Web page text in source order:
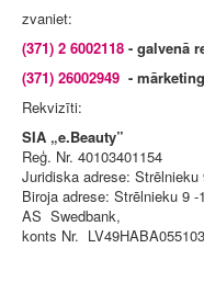
zvaniet:
(371) 2 6002118 - galvenā
(371) 26002949 -
Rekvizīti:
SIA „e.Beauty”
Reģ. Nr. 40103401154
Juridiska adrese: Strēlnieku
Biroja adrese: Strēlnieku 9
AS Swedbank,
konts Nr.